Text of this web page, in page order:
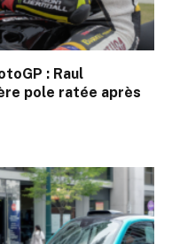
: Raul
pole ratée après